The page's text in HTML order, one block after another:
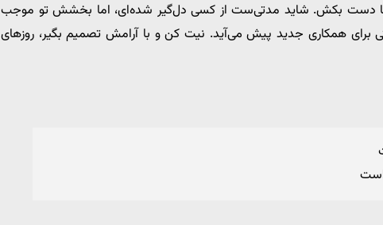
دست بکش. شاید مدتی‌ست از کسی دل‌گیر شده‌ای، اما بخشش تو موجب
برای همکاری جدید پیش می‌آید. نیت کن و با آرامش تصمیم بگیر، روزهای